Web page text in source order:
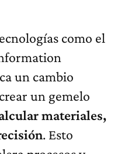
como el
un cambio
un gemelo
materiales,
. Esto